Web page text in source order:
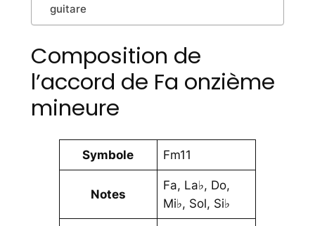
guitare
Composition de
l’accord de Fa onzième
mineure
Symbole Fm11
Notes
Fa, La♭, Do,
Mi♭, Sol, Si♭